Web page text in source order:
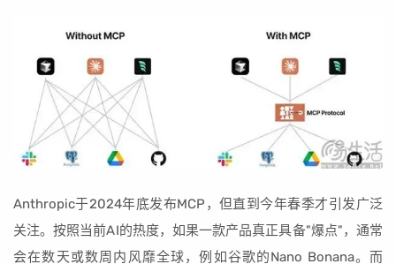
Anthropic于2024年底发布MCP，但直到今年春季才引发广泛
关注。按照当前AI的热度，如果一款产品真正具备"爆点"，通常
会在数天或数周内风靡全球，例如谷歌的Nano Bonana。而